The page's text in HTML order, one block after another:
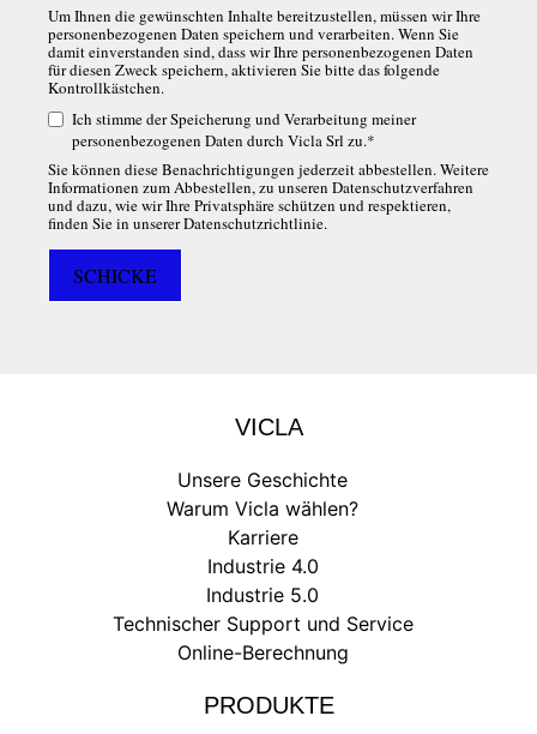
Um Ihnen die gewünschten Inhalte bereitzustellen, müssen wir Ihre
personenbezogenen Daten speichern und verarbeiten. Wenn Sie
damit einverstanden sind, dass wir Ihre personenbezogenen Daten
für diesen Zweck speichern, aktivieren Sie bitte das folgende
Kontrollkästchen.
Ich stimme der Speicherung und Verarbeitung meiner
personenbezogenen Daten durch Vicla Srl zu.*
Sie können diese Benachrichtigungen jederzeit abbestellen. Weitere
Informationen zum Abbestellen, zu unseren Datenschutzverfahren
und dazu, wie wir Ihre Privatsphäre schützen und respektieren,
finden Sie in unserer Datenschutzrichtlinie.
VICLA
Unsere Geschichte
Warum Vicla wählen?
Karriere
Industrie 4.0
Industrie 5.0
Technischer Support und Service
Online-Berechnung
PRODUKTE